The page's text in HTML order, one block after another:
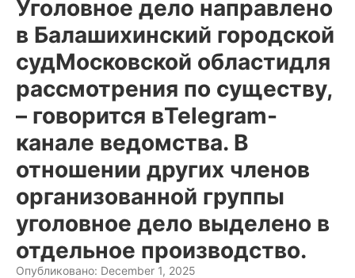
Уголовное дело направлено
в Балашихинский городской
судМосковской областидля
рассмотрения по существу,
– говорится вTelegram-
канале ведомства. В
отношении других членов
организованной группы
уголовное дело выделено в
отдельное производство.
Опубликовано: December 1, 2025